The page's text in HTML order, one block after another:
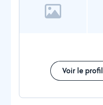
Voir le profil